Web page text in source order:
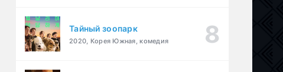
Тайный зоопарк
2020, Корея Южная, комедия